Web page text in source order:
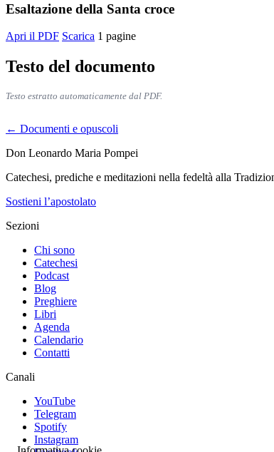
Esaltazione della Santa croce
Apri il PDF Scarica 1 pagine
Testo del documento
Testo estratto automaticamente dal PDF.
← Documenti e opuscoli
Don Leonardo Maria Pompei
Catechesi, prediche e meditazioni nella fedeltà alla
Sostieni l’apostolato
Sezioni
Chi sono
Catechesi
Podcast
Blog
Preghiere
Libri
Agenda
Calendario
Contatti
Canali
YouTube
Telegram
Spotify
Instagram